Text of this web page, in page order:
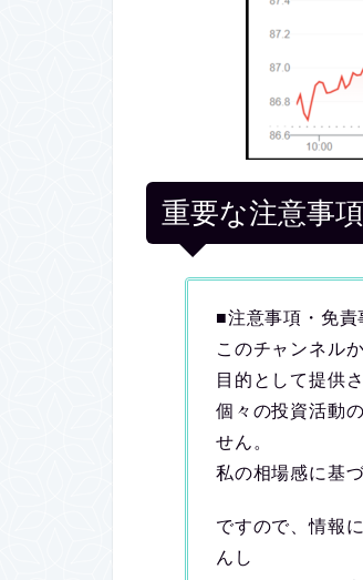
重要な注意事項
■注意事項・免責
このチャンネル
目的として提供
個々の投資活動
せん。
私の相場感に基
ですので、情報
んし